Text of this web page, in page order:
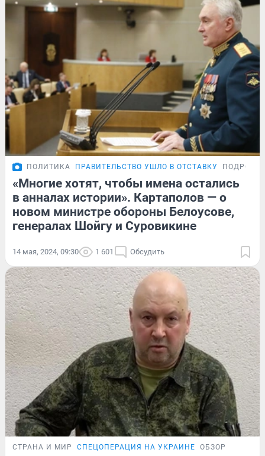
ПОЛИТИКА ПРАВИТЕЛЬСТВО УШЛО В ОТСТАВКУ
«Многие хотят, чтобы имена остались
в анналах истории». Картаполов — о
новом министре обороны Белоусове,
генералах Шойгу и Суровикине
14 мая, 2024, 09:30 1 601 Обсудить
СТРАНА И МИР СПЕЦОПЕРАЦИЯ НА УКРАИНЕ ОБЗОР